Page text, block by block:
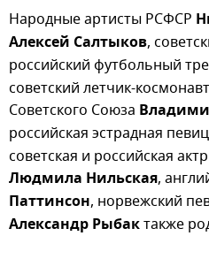
Народные артисты РСФСР
Алексей Салтыков,
российский футбольный
советский летчик-
Советского Союза
российская эстрадная
советская и российская
Людмила Нильская,
Паттинсон, норвежский
Александр Рыбактакже